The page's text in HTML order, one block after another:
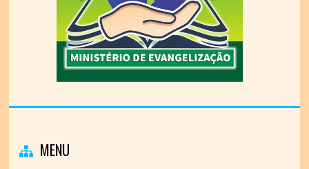
MENU